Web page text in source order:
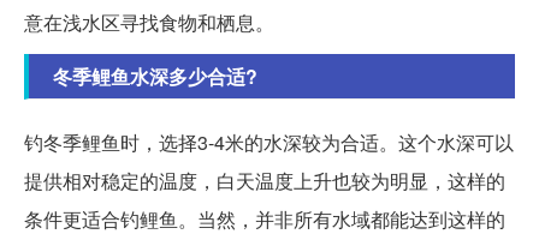
意在浅水区寻找食物和栖息。
冬季鲤鱼水深多少合适?
钓冬季鲤鱼时，选择3-4米的水深较为合适。这个水深可以
提供相对稳定的温度，白天温度上升也较为明显，这样的
条件更适合钓鲤鱼。当然，并非所有水域都能达到这样的